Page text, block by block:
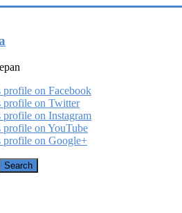
profile on Facebook
profile on Twitter
profile on Instagram
profile on YouTube
profile on Google+